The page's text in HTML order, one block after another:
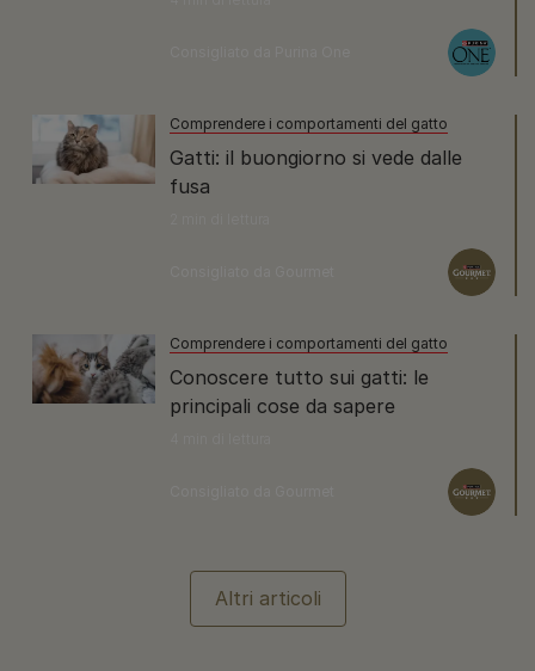
Comprendere i comportamenti del gatto
Gatti: il buongiorno si vede dalle
fusa
Comprendere i comportamenti del gatto
Сonoscere tutto sui gatti: le
principali cose da sapere
Altri articoli